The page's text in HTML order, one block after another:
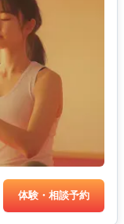
体験・相談予約